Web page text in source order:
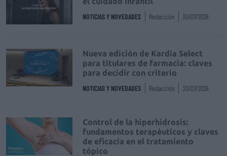
NOTICIAS Y NOVEDADES Redacción 30/07/2026
Nueva edición de Kardia Select
para titulares de farmacia: claves
para decidir con criterio
NOTICIAS Y NOVEDADES Redacción 30/07/2026
Control de la hiperhidrosis:
fundamentos terapéuticos y claves
de eficacia en el tratamiento
tópico